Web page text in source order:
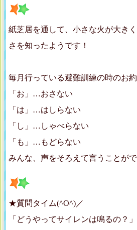
紙芝居を通して、小さな火が大き
さを知ったようです！
毎月行っている避難訓練の時のお
「お」…おさない
「は」…はしらない
「し」…しゃべらない
「も」…もどらない
みんな、声をそろえて言うことがで
★質問タイム(^O^)／
「どうやってサイレンは鳴るの？」